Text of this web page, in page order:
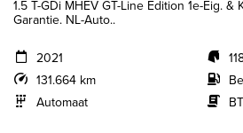
1.5 T-GDi MHEV GT-Line Edition 1e-Eig.
Garantie. NL-Auto..
2021
131.664 km
Automaat